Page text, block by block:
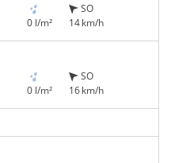
0 l/m²
SO
14 km/h
0 l/m²
SO
16 km/h